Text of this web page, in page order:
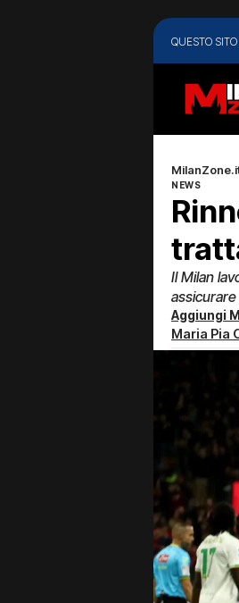
QUESTO
NEWS
Il Milan
Aggiungi
Maria Pia